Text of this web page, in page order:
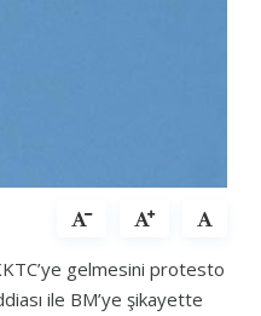
gelmesini protesto
ile BM’ye şikayette